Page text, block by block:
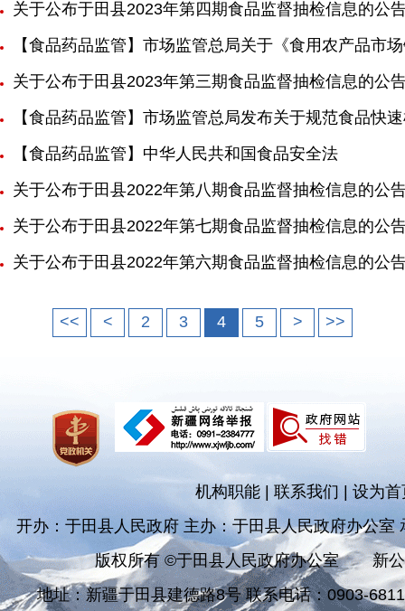
关于公布于田县2023年第四期食品监督抽检信息的公
【食品药品监管】市场监管总局关于《食用农产品市
关于公布于田县2023年第三期食品监督抽检信息的公
【食品药品监管】市场监管总局发布关于规范食品快
【食品药品监管】中华人民共和国食品安全法
关于公布于田县2022年第八期食品监督抽检信息的公
关于公布于田县2022年第七期食品监督抽检信息的公
关于公布于田县2022年第六期食品监督抽检信息的公
<< < 2 3 4 5 > >>
机构职能 联系我们|设为首
开办：于田县人民政府 主办：于田县人民政府办公室
版权所有 ©于田县人民政府办公室
新
地址：新疆于田县建德路8号 联系电话：0903-